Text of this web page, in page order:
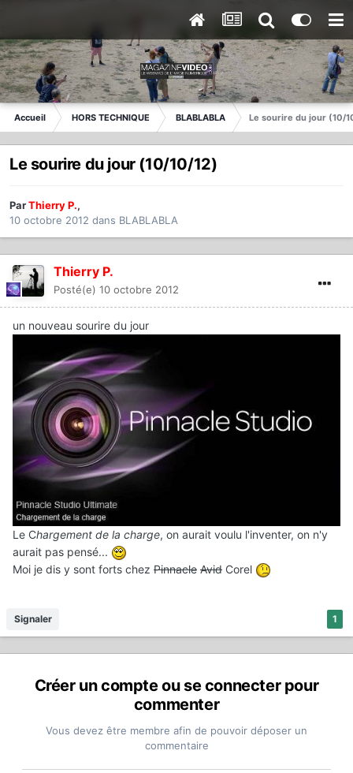
Accueil HORS TECHNIQUE BLABLABLA Le sourire du jour (10/
Le sourire du jour (10/10/12)
ParThierry P.,
10 octobre 2012 dans BLABLABLA
Thierry P.
Posté(e) 10 octobre 2012
un nouveau sourire du jour
Le Chargement de la charge, on aurait voulu l'inventer, on n'y
aurait pas pensé...
Moi je dis y sont forts chez Pinnacle Avid Corel
1
Signaler
Créer un compte ou se connecter pour
commenter
Vous devez être membre afin de pouvoir déposer un
commentaire